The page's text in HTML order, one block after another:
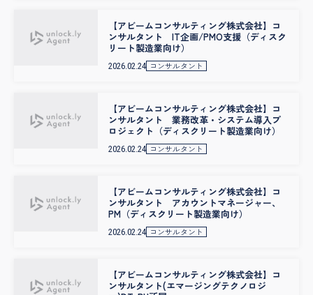
【アビームコンサルティング株式会社】コ
ンサルタント IT企画/PMO支援（ディスク
リート製造業向け）
2026.02.24 コンサルタント
【アビームコンサルティング株式会社】コ
ンサルタント 業務改革・システム導入プ
ロジェクト（ディスクリート製造業向け）
2026.02.24 コンサルタント
【アビームコンサルティング株式会社】コ
ンサルタント アカウントマネージャー、
PM（ディスクリート製造業向け）
2026.02.24 コンサルタント
【アビームコンサルティング株式会社】コ
ンサルタント(エマージングテクノロジ